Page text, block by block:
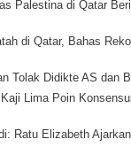
Palestina di Qatar
di Qatar, Bahas
Tolak Didikte AS dan
Lima Poin
Ratu Elizabeth